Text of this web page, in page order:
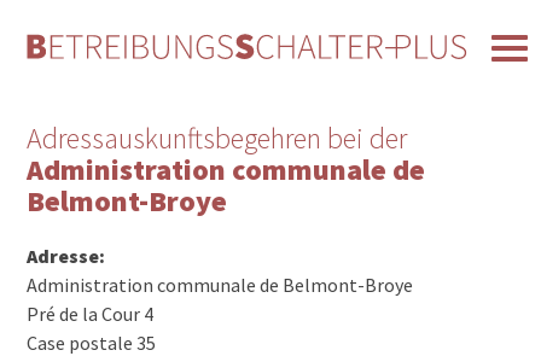
Adressauskunftsbegehren bei der
Administration communale de
Belmont-Broye
Adresse:
Administration communale de Belmont-Broye
Pré de la Cour 4
Case postale 35